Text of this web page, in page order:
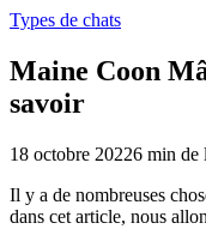
Types de chats
Maine Coon
savoir
18 octobre 20226 min de
Il y a de nombreuses
dans cet article, nous